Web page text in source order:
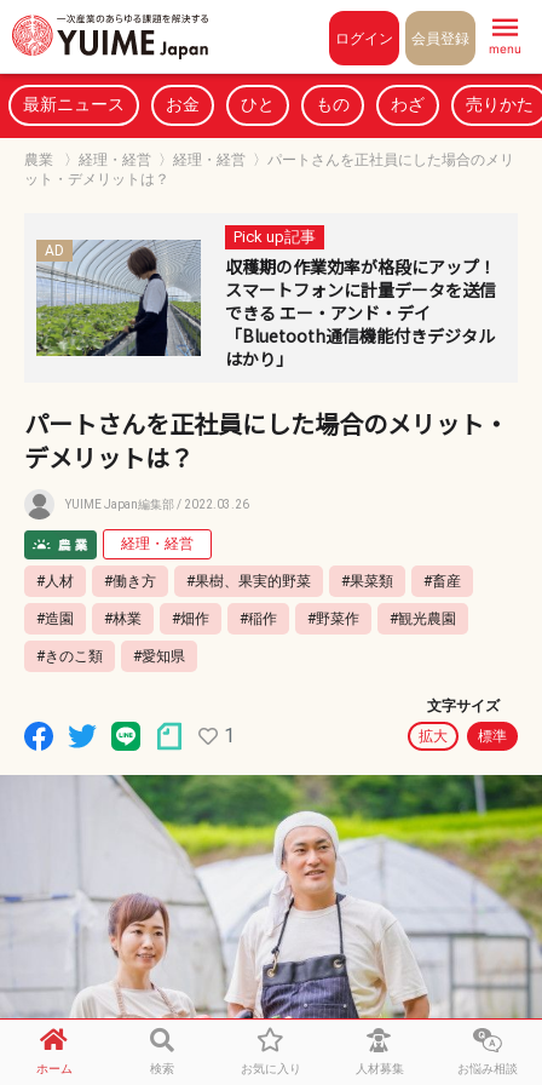
ログイン 会員登録
menu
最新ニュース お金 ひと もの わざ 売りかた
農業 〉 経理・経営 〉 経理・経営 〉 パートさんを正社員にした場合のメリ
ット・デメリットは？
AD
Pick up記事
収穫期の作業効率が格段にアップ！
スマートフォンに計量データを送信
できる エー・アンド・デイ
「Bluetooth通信機能付きデジタル
はかり」
パートさんを正社員にした場合のメリット・
デメリットは？
YUIME Japan編集部 / 2022.03.26
経理・経営
#人材 #働き方 #果樹、果実的野菜 #果菜類 #畜産
#造園 #林業 #畑作 #稲作 #野菜作 #観光農園
#きのこ類 #愛知県
1
文字サイズ
拡大
標準
ホーム 検索 お気に入り 人材募集 お悩み相談